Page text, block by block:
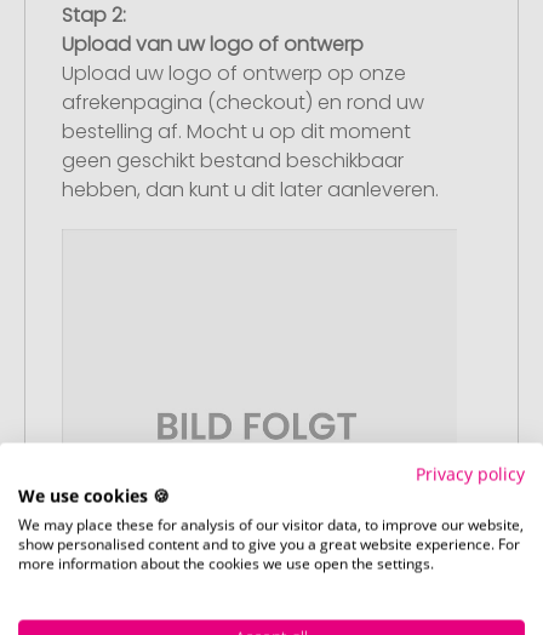
Stap 2:
Upload van uw logo of ontwerp
Upload uw logo of ontwerp op onze
afrekenpagina (checkout) en rond uw
bestelling af. Mocht u op dit moment
geen geschikt bestand beschikbaar
hebben, dan kunt u dit later aanleveren.
Privacy policy
We use cookies 🍪
We may place these for analysis of our visitor data, to improve our website,
show personalised content and to give you a great website experience. For
more information about the cookies we use open the settings.